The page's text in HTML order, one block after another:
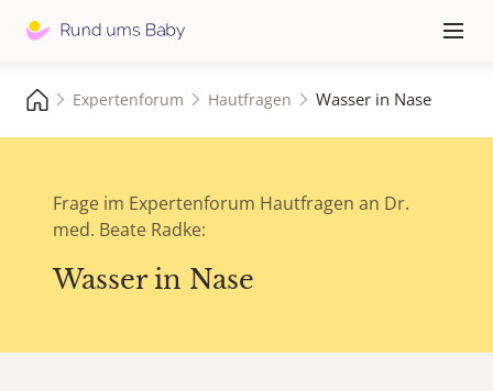
≡
Expertenforum Hautfragen Wasser in Nase
Frage im Expertenforum Hautfragen an Dr.
med. Beate Radke:
Wasser in Nase